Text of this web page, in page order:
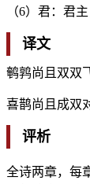
（6）君：君
译文
鹌鹑尚且双双
喜鹊尚且成双
评析
全诗两章，每